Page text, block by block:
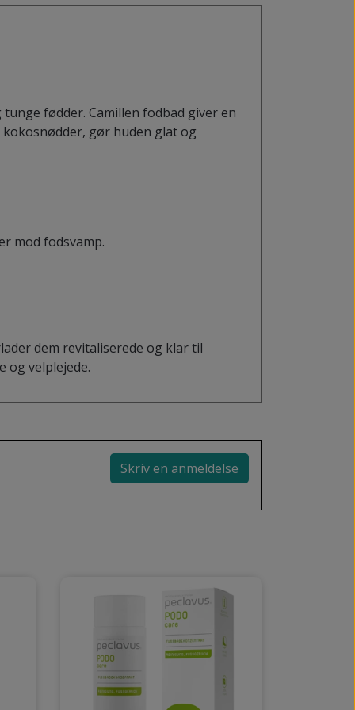
fødder. Camillen fodbad giver en
gør huden glat og
mod fodsvamp.
dem revitaliserede og klar til
og velplejede.
Skriv en anmeldelse